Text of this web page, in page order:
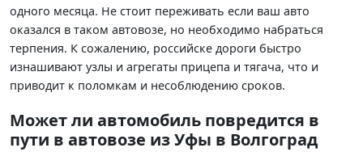
одного месяца. Не стоит переживать если ваш авто
оказался в таком автовозе, но необходимо набраться
терпения. К сожалению, российске дороги быстро
изнашивают узлы и агрегаты прицепа и тягача, что и
приводит к поломкам и несоблюдению сроков.
Может ли автомобиль повредится в
пути в автовозе из Уфы в Волгоград